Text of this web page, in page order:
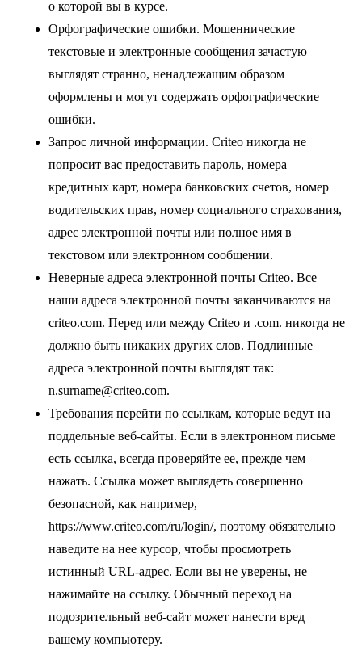
о которой вы в курсе.
Орфографические ошибки. Мошеннические
текстовые и электронные сообщения зачастую
выглядят странно, ненадлежащим образом
оформлены и могут содержать орфографические
ошибки.
Запрос личной информации. Criteo никогда не
попросит вас предоставить пароль, номера
кредитных карт, номера банковских счетов, номер
водительских прав, номер социального страхования,
адрес электронной почты или полное имя в
текстовом или электронном сообщении.
Неверные адреса электронной почты Criteo. Все
наши адреса электронной почты заканчиваются на
criteo.com. Перед или между Criteo и .com. никогда не
должно быть никаких других слов. Подлинные
адреса электронной почты выглядят так:
n.surname@criteo.com.
Требования перейти по ссылкам, которые ведут на
поддельные веб-сайты. Если в электронном письме
есть ссылка, всегда проверяйте ее, прежде чем
нажать. Ссылка может выглядеть совершенно
безопасной, как например,
https://www.criteo.com/ru/login/, поэтому обязательно
наведите на нее курсор, чтобы просмотреть
истинный URL-адрес. Если вы не уверены, не
нажимайте на ссылку. Обычный переход на
подозрительный веб-сайт может нанести вред
вашему компьютеру.